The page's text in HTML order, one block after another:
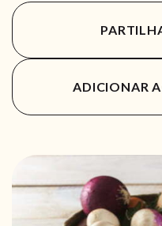
ADICIONAR